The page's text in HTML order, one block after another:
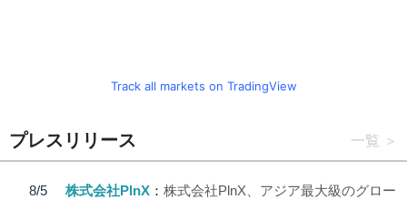
Track all markets on TradingView
プレスリリース 一覧
8/5
株式会社PlnX
株式会社PlnX、アジア最大級のグロー